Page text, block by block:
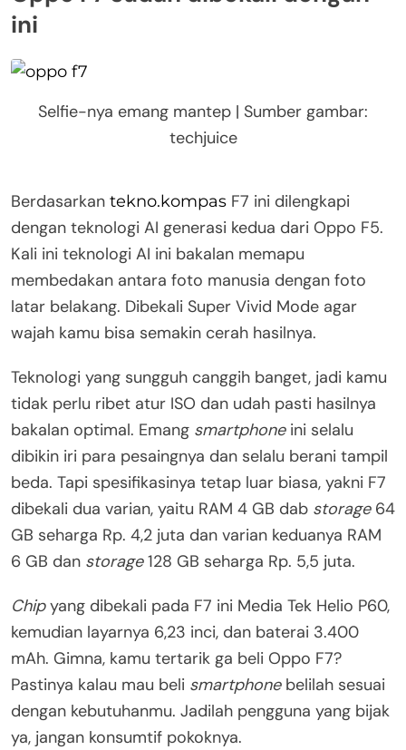
ini
Selfie-nya emang mantep | Sumber gambar:
techjuice
Berdasarkan tekno.kompas F7 ini dilengkapi
dengan teknologi AI generasi kedua dari Oppo F5.
Kali ini teknologi AI ini bakalan memapu
membedakan antara foto manusia dengan foto
latar belakang. Dibekali Super Vivid Mode agar
wajah kamu bisa semakin cerah hasilnya.
Teknologi yang sungguh canggih banget, jadi kamu
tidak perlu ribet atur ISO dan udah pasti hasilnya
bakalan optimal. Emang smartphoneini selalu
dibikin iri para pesaingnya dan selalu berani tampil
beda. Tapi spesifikasinya tetap luar biasa, yakni F7
dibekali dua varian, yaitu RAM 4 GB dab storage 64
GB seharga Rp. 4,2 juta dan varian keduanya RAM
6 GB dan storage128 GB seharga Rp. 5,5 juta.
Chipyang dibekali pada F7 ini Media Tek Helio P60,
kemudian layarnya 6,23 inci, dan baterai 3.400
mAh. Gimna, kamu tertarik ga beli Oppo F7?
Pastinya kalau mau beli smartphonebelilah sesuai
dengan kebutuhanmu. Jadilah pengguna yang bijak
ya, jangan konsumtif pokoknya.